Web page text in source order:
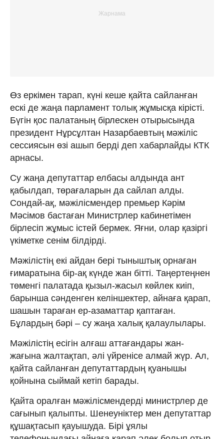
Өз еркімен тарап, күні кеше қайта сайланған
ескі де жаңа парламент толық жұмысқа кірісті.
Бүгін қос палатаның бірлескен отырысында
президент Нұрсұлтан Назарбаевтың мәжіліс
сессиясын өзі ашып берді деп хабарлайды КТК
арнасы.
Су жаңа депутаттар елбасы алдында ант
қабылдап, төрағаларын да сайлап алды.
Сондай-ақ, мәжілісмендер премьер Кәрім
Мәсімов бастаған Министрлер кабинетімен
бірлесіп жұмыс істей бермек. Яғни, олар қазіргі
үкіметке сенім білдірді.
Мәжілістің екі айдан бері тыныштық орнаған
ғимаратына бір-ақ күнде жан бітті. Таңертеңнен
төменгі палатада қызыл-жасыл көйлек киіп,
барынша сәнденген келіншектер, айнаға қарап,
шашын тараған ер-азаматтар қаптаған.
Бұлардың бәрі – су жаңа халық қалаулылары.
Мәжілістің есігін алғаш аттағандары жан-
жағына жалтақтап, әлі үйренісе алмай жүр. Ал,
қайта сайланған депутаттардың қуанышы
қойнына сыймай кетіп барады.
Қайта оралған мәжілісмендерді министрлер де
сағынып қалыпты. Шенеуніктер мен депутаттар
құшақтасып қауышуда. Бірі ұялы